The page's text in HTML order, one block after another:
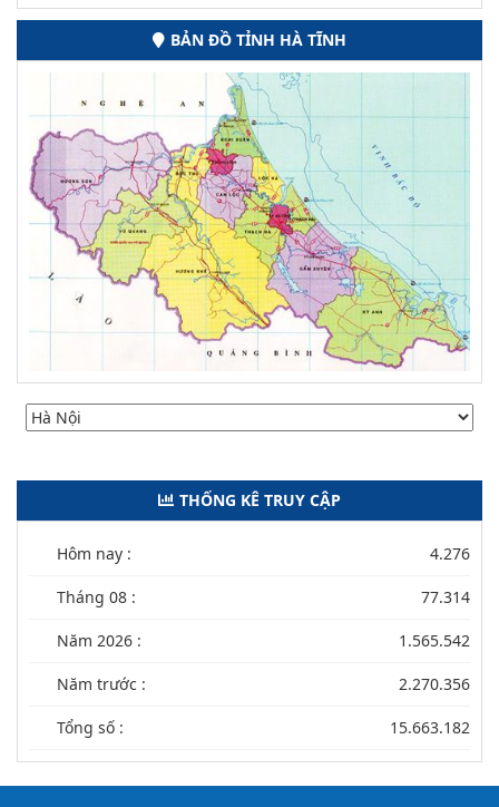
BẢN ĐỒ TỈNH HÀ TĨNH
THỐNG KÊ TRUY CẬP
Hôm nay : 4.276
Tháng 08 : 77.314
Năm 2026 : 1.565.542
Năm trước : 2.270.356
Tổng số : 15.663.182